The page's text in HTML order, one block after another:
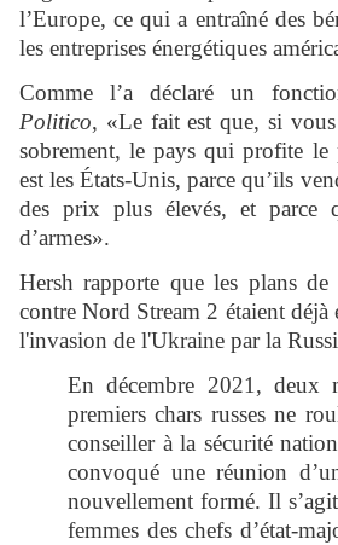
l’Europe, ce qui a entraîné des
les entreprises énergétiques
Comme l’a déclaré un
Politico, «Le fait est que, si vous
sobrement, le pays qui profite le
est les États-Unis, parce qu’ils
des prix plus élevés, et parce
d’armes».
Hersh rapporte que les plans de
contre Nord Stream 2 étaient déjà
l'invasion de l'Ukraine par la
En décembre 2021, deux
premiers chars russes ne
conseiller à la sécurité
convoqué une réunion
nouvellement formé. Il
femmes des chefs d’état-